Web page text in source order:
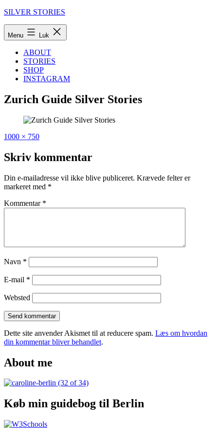
Fortsæt
SILVER STORIES
Menu Luk
ABOUT
STORIES
SHOP
INSTAGRAM
Zurich Guide Silver Stories
Udgivet
Hip
Zurich:
spots
you
visit
Fuld
1000 × 750
Skriv kommentar
Din e-mailadresse vil ikke blive publiceret. Krævede felter er
markeret med *
Kommentar *
Navn *
E-mail *
Websted
Dette site anvender Akismet til at reducere spam. Læs om hvordan
din kommentar bliver behandlet.
About me
Køb min guidebog til Berlin